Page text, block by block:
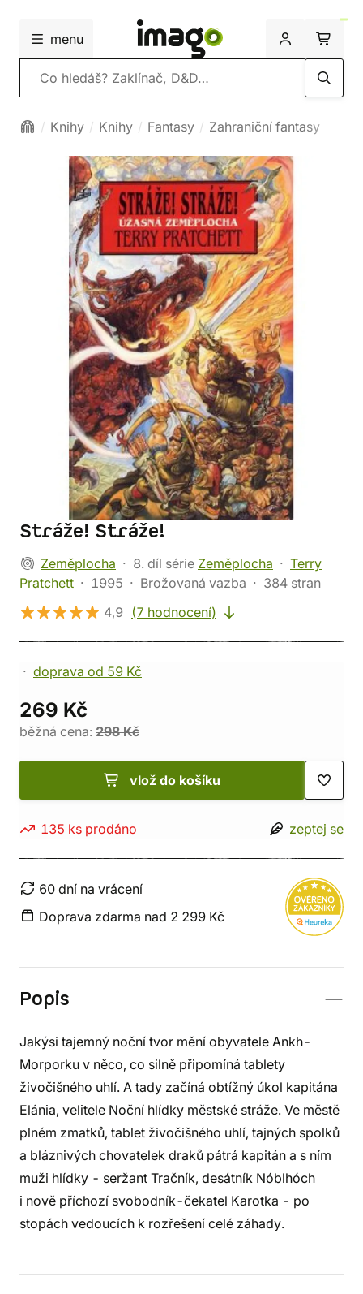
menu
Vyhledávání
Knihy Knihy Fantasy Zahraniční fantasy
Stráže! Stráže!
Zeměplocha 8. díl série Zeměplocha
Terry
Pratchett
1995 Brožovaná vazba
384 stran
4,9 (7 hodnocení)
doprava od 59 Kč
269 Kč
běžná cena: 298 Kč
vlož do košíku
135 ks prodáno zeptej se
60 dní na vrácení
Doprava zdarma nad 2 299 Kč
Popis
Jakýsi tajemný noční tvor mění obyvatele Ankh-
Morporku v něco, co silně připomíná tablety
živočišného uhlí. A tady začíná obtížný úkol kapitána
Elánia, velitele Noční hlídky městské stráže. Ve městě
plném zmatků, tablet živočišného uhlí, tajných spolků
a bláznivých chovatelek draků pátrá kapitán a s ním
muži hlídky - seržant Tračník, desátník Nóblhóch
i nově příchozí svobodník-čekatel Karotka - po
stopách vedoucích k rozřešení celé záhady.